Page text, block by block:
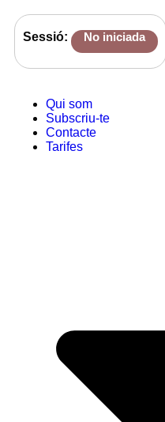
Sessió: No iniciada
Qui som
Subscriu-te
Contacte
Tarifes